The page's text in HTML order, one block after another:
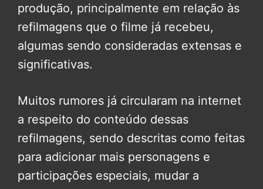
produção, principalmente em relação às
refilmagens que o filme já recebeu,
algumas sendo consideradas extensas e
significativas.
Muitos rumores já circularam na internet
a respeito do conteúdo dessas
refilmagens, sendo descritas como feitas
para adicionar mais personagens e
participações especiais, mudar a